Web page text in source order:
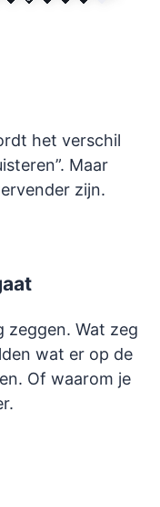
het verschil
Maar
zijn.
zeggen. Wat zeg
wat er op de
Of waarom je